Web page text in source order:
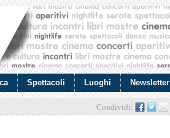
Spettacoli Luoghi Newsletter
Condividi: